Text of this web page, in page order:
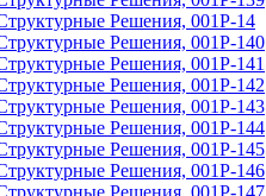
Решения, 001Р-14
Решения, 001Р-140
Решения, 001Р-141
Решения, 001Р-142
Решения, 001Р-143
Решения, 001Р-144
Решения, 001Р-145
Решения, 001Р-146
Решения, 001Р-147